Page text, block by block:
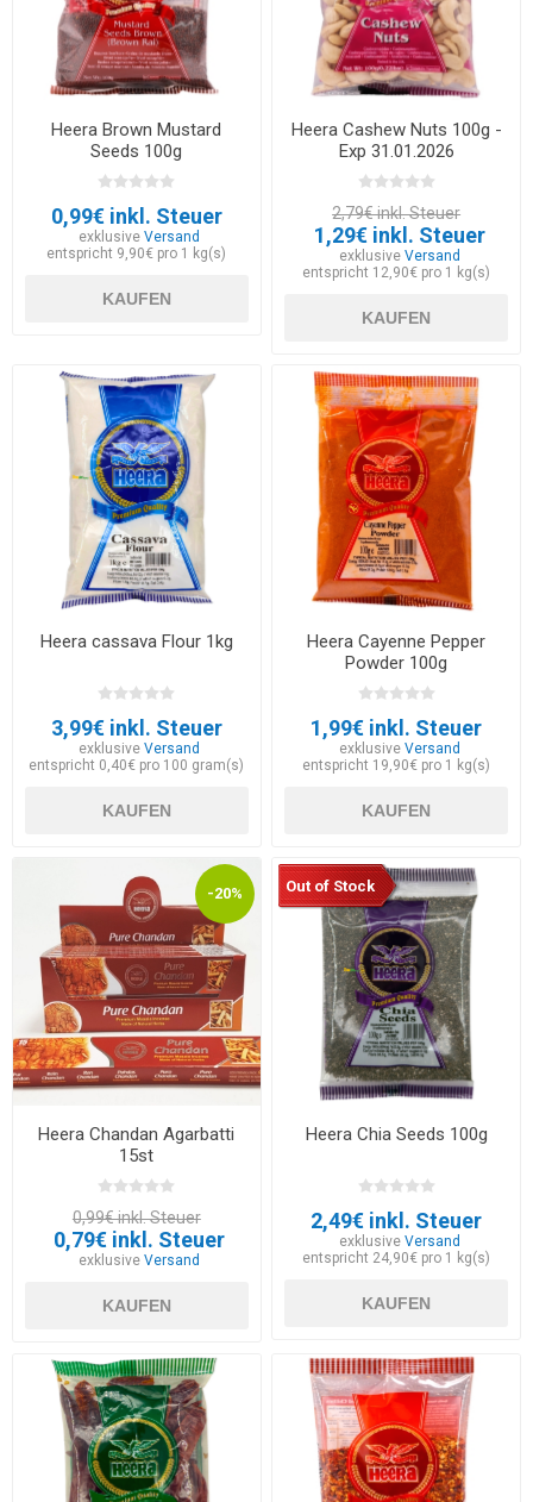
Heera Brown Mustard
Seeds 100g
0,99€ inkl. Steuer
exklusiveVersand
entspricht 9,90€ pro 1 kg(s)
KAUFEN
Heera Cashew Nuts 100g -
Exp 31.01.2026
2,79€ inkl. Steuer
1,29€ inkl. Steuer
exklusive Versand
entspricht 12,90€ pro 1 kg(s)
KAUFEN
Heera cassava Flour 1kg
3,99€ inkl. Steuer
exklusiveVersand
entspricht 0,40€ pro 100 gram(s)
KAUFEN
Heera Cayenne Pepper
Powder 100g
1,99€ inkl. Steuer
exklusive Versand
entspricht 19,90€ pro 1 kg(s)
KAUFEN
-20%
Heera Chandan Agarbatti
15st
0,99€ inkl. Steuer
0,79€ inkl. Steuer
exklusiveVersand
KAUFEN
Out of Stock
Heera Chia Seeds 100g
2,49€ inkl. Steuer
exklusive Versand
entspricht 24,90€ pro 1 kg(s)
KAUFEN